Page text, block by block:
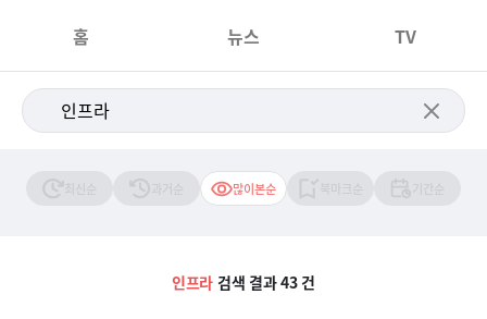
홈 뉴스 TV
많이본순
인프라 검색 결과 43 건